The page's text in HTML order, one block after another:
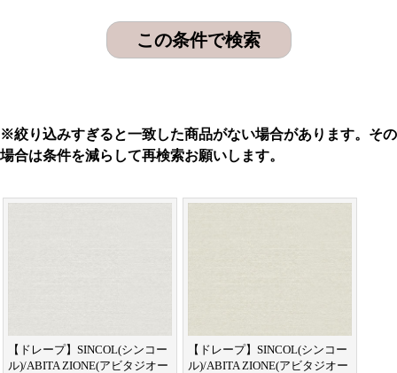
※絞り込みすぎると一致した商品がない場合があります。その
場合は条件を減らして再検索お願いします。
【ドレープ】SINCOL(シンコー
ル)/ABITA ZIONE(アビタジオー
【ドレープ】SINCOL(シンコー
ル)/ABITA ZIONE(アビタジオー